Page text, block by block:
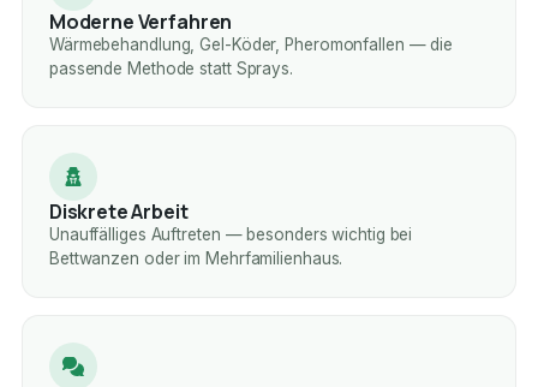
Moderne Verfahren
Wärmebehandlung, Gel-Köder, Pheromonfallen — die
passende Methode statt Sprays.
Diskrete Arbeit
Unauffälliges Auftreten — besonders wichtig bei
Bettwanzen oder im Mehrfamilienhaus.